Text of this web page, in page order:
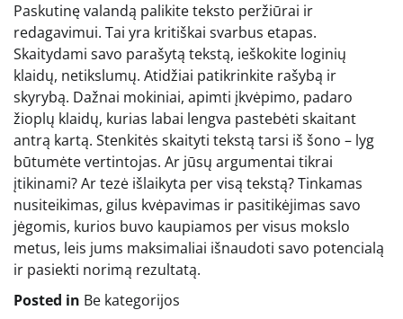
Paskutinę valandą palikite teksto peržiūrai ir
redagavimui. Tai yra kritiškai svarbus etapas.
Skaitydami savo parašytą tekstą, ieškokite loginių
klaidų, netikslumų. Atidžiai patikrinkite rašybą ir
skyrybą. Dažnai mokiniai, apimti įkvėpimo, padaro
žioplų klaidų, kurias labai lengva pastebėti skaitant
antrą kartą. Stenkitės skaityti tekstą tarsi iš šono – lyg
būtumėte vertintojas. Ar jūsų argumentai tikrai
įtikinami? Ar tezė išlaikyta per visą tekstą? Tinkamas
nusiteikimas, gilus kvėpavimas ir pasitikėjimas savo
jėgomis, kurios buvo kaupiamos per visus mokslo
metus, leis jums maksimaliai išnaudoti savo potencialą
ir pasiekti norimą rezultatą.
Posted in Be kategorijos